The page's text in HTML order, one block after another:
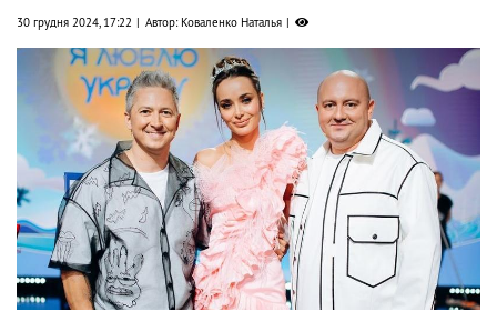
30 грудня 2024, 17:22 Автор: Коваленко Наталья